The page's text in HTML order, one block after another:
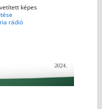
képes
rádió